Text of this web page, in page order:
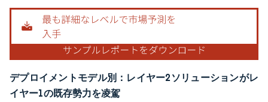
デプロイメントモデル別：レイヤー2ソリューションがレ
イヤー1の既存勢力を凌駕